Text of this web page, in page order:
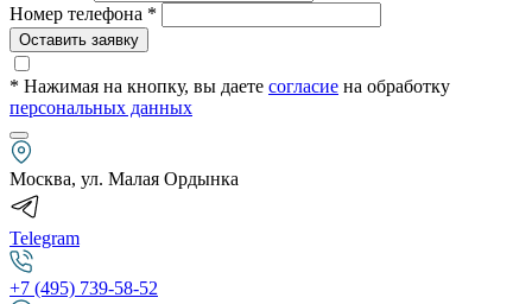
Номер телефона *
Оставить заявку
* Нажимая на кнопку, вы даете согласие на обработку
персональных данных
Москва, ул. Малая Ордынка
Telegram
+7 (495) 739-58-52